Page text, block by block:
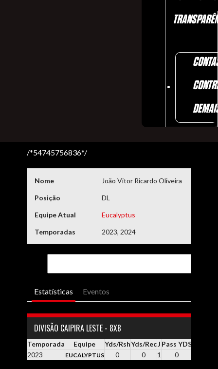
/*54745756836*/
Nome João Vitor Ricardo Oliveira
Posição DL
Equipe Atual Eucalyptus
Temporadas 2023, 2024
Estatísticas Eventos
DIVISÃO CAIPIRA LESTE - 8X8
Temporada Equipe Yds/RshYds/RecJ Pass YDS
2023
EUCALYPTUS 0 0 1 0